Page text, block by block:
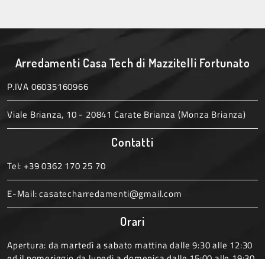
Arredamenti Casa Tech di Mazzitelli Fortunato
P.IVA 06035160966
Viale Brianza, 10 - 20841 Carate Brianza (Monza Brianza)
Contatti
Tel: +39 0362 170 25 70
E-Mail:casatecharredamenti@gmail.com
Orari
Apertura: da martedì a sabato mattina dalle 9:30 alle 12:30